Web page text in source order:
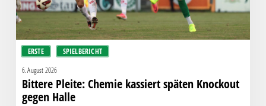
ERSTE SPIELBERICHT
6. August 2026
Bittere Pleite: Chemie kassiert späten Knockout
gegen Halle